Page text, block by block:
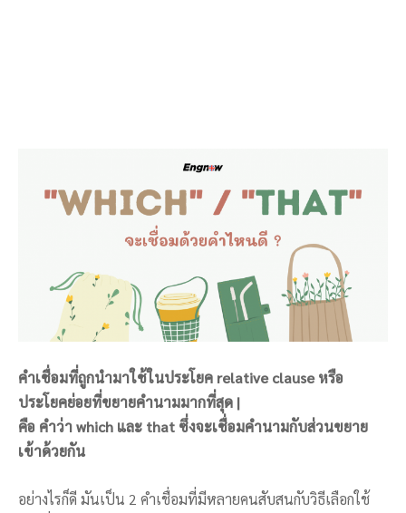
คำเชื่อมที่ถูกนำมาใช้ในประโยค relative clause หรือ
ประโยคย่อยที่ขยายคำนามมากที่สุด |
คือ คำว่า which และ that ซึ่งจะเชื่อมคำนามกับส่วนขยาย
เข้าด้วยกัน
อย่างไรก็ดี มันเป็น 2 คำเชื่อมที่มีหลายคนสับสนกับวิธีเลือกใช้